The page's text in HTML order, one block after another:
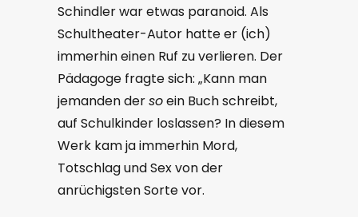
Schindler war etwas paranoid. Als
Schultheater-Autor hatte er (ich)
immerhin einen Ruf zu verlieren. Der
Pädagoge fragte sich: „Kann man
jemanden dersoein Buch schreibt,
auf Schulkinder loslassen? In diesem
Werk kam ja immerhin Mord,
Totschlag und Sex von der
anrüchigsten Sorte vor.